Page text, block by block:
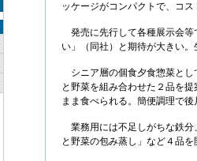
ッケージがコンパクトで、コス
発売に先行して各種展示会等
い」（同社）と期待が大きい。
シニア層の個食夕食惣菜とし
と野菜を組み合わせた２品を
まま食べられる。簡便調理で後
業務用には不足しがちな鉄分
と野菜の包み蒸し」など４品